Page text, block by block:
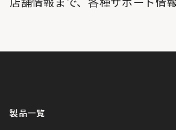
店舗情報まで、各種サポート情
製品一覧